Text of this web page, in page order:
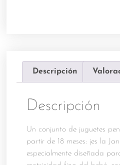
Descripción
Descripción
Un conjunto de juguetes
partir de 18 meses: ¡es la
especialmente diseñada